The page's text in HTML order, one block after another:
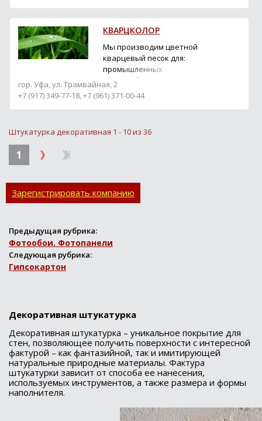
помещений от 250руб.за
квадратный метр. Выбор
фактур для стен : -капля,
крупная или мелкая
шуба, иней, зерно и пр. ...
КВАРЦКОЛОР
Мы производим цветной
кварцевый песок для:
промышленных
покрытий поля и кровли;
устройства полимерных
полов; ландшафтных
штукатурных;
установо;к систем
водоочистки;
аквариумистики; д...
гор. Уфа, ул. Трамвайная, 2
+7 (917) 349-77-18, +7 (961) 371-00-44
Штукатурка декоративная 1 - 10 из 36
1
Зарегистрировать компанию
Предыдущая рубрика:
Фотообои. Фотопанели
Следующая рубрика:
Гипсокартон
Декоративная штукатурка
Декоративная штукатурка – уникальное покрытие для
стен, позволяющее получить поверхности с интересной
фактурой – как фантазийной, так и имитирующей
натуральные природные материалы. Фактура
штукатурки зависит от способа ее нанесения,
используемых инструментов, а также размера и формы
наполнителя.